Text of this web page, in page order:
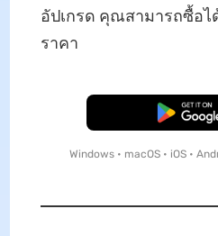
อัปเกรด คุณสามารถซื้อไ
ราคา
ดาวน์โหล
Windows • macOS • iOS •